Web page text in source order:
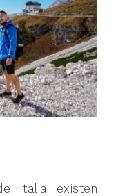
Italia existen